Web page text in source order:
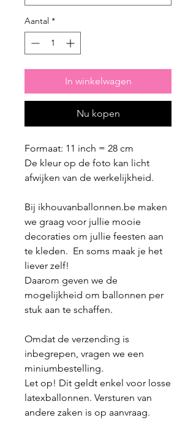
Aantal *
In winkelwagen
Nu kopen
Formaat: 11 inch = 28 cm
De kleur op de foto kan licht
afwijken van de werkelijkheid.
Bij ikhouvanballonnen.be maken
we graag voor jullie mooie
decoraties om jullie feesten aan
te kleden. En soms maak je het
liever zelf!
Daarom geven we de
mogelijkheid om ballonnen per
stuk aan te schaffen.
Omdat de verzending is
inbegrepen, vragen we een
miniumbestelling.
Let op! Dit geldt enkel voor losse
latexballonnen. Versturen van
andere zaken is op aanvraag.